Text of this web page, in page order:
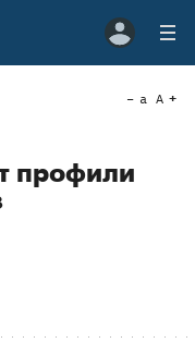
a A
профили